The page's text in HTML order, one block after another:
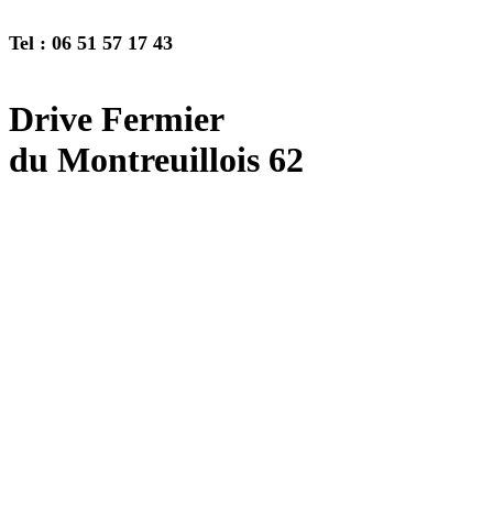
Tel : 06 51 57 17 43
Drive Fermier
du Montreuillois 62